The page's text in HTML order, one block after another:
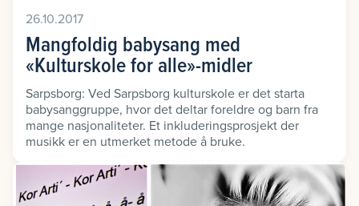
26.10.2017
Mangfoldig babysang med
«Kulturskole for alle»-midler
Sarpsborg: Ved Sarpsborg kulturskole er det starta
babysanggruppe, hvor det deltar foreldre og barn fra
mange nasjonaliteter. Et inkluderingsprosjekt der
musikk er en utmerket metode å bruke.